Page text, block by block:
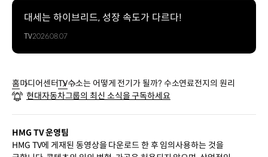
대세는 하이브리드, 성장 속도가 다르다!
TV2026.08.07
홈미디어센터TV수소는 어떻게 전기가 될까? 수소연료전지의 원리
현대자동차그룹의 최신 소식을 구독하세요
HMG TV 운영팀
HMG TV에 게재된 동영상을 다운로드 한 후 임의사용하는 것을